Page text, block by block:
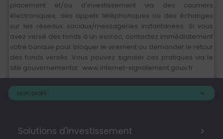
placement et/ou d'investissement via des courriers
électroniques, des appels téléphoniques ou des échanges
sur les réseaux sociaux/messageries instantanées. Si vous
avez versé des fonds à un escroc, contactez immédiatement
votre banque pour bloquer le virement ou demander le retour
des fonds versés. Vous pouvez signaler ces pratiques via le
site gouvernemental : www.internet-signalement.gouv.fr
Mon profil :
Solutions d'investissement >